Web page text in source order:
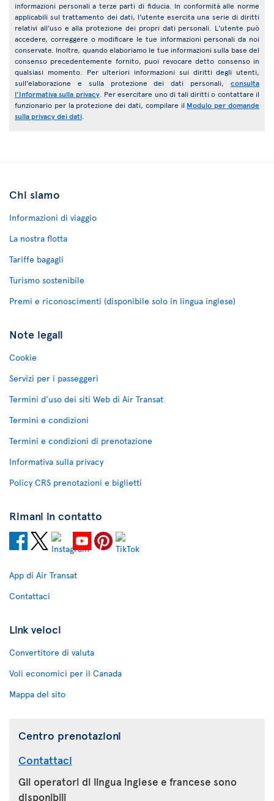
informazioni personali a terze parti di fiducia. In conformità alle norme
applicabili sul trattamento dei dati, l'utente esercita una serie di diritti
relativi all'uso e alla protezione dei propri dati personali. L'utente può
accedere, correggere o modificare le tue informazioni personali da noi
conservate. Inoltre, quando elaboriamo le tue informazioni sulla base del
consenso precedentemente fornito, puoi revocare detto consenso in
qualsiasi momento. Per ulteriori informazioni sui diritti degli utenti,
sull'elaborazione e sulla protezione dei dati personali, consulta
l'Informativa sulla privacy. Per esercitare uno di tali diritti o contattare il
funzionario per la protezione dei dati, compilare il Modulo per domande
sulla privacy dei dati
Chi siamo
Informazioni di viaggio
La nostra flotta
Tariffe bagagli
Turismo sostenibile
Premi e riconoscimenti (disponibile solo in lingua inglese)
Note legali
Cookie
Servizi per i passeggeri
Termini d'uso dei siti Web di Air Transat
Termini e condizioni
Termini e condizioni di prenotazione
Informativa sulla privacy
Policy CRS prenotazioni e biglietti
Rimani in contatto
App di Air Transat
Contattaci
Link veloci
Convertitore di valuta
Voli economici per il Canada
Mappa del sito
Centro prenotazioni
Contattaci
Gli operatori di lingua inglese e francese sono
disponibili